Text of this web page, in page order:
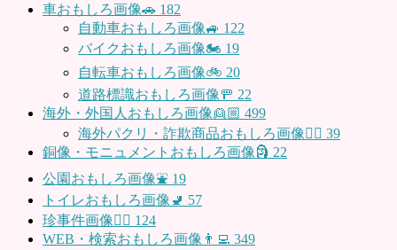
車おもしろ画像🚗 182
自動車おもしろ画像🚙 122
バイクおもしろ画像🏍 19
自転車おもしろ画像🚲 20
道路標識おもしろ画像🚥 22
海外・外国人おもしろ画像👱🏼 499
海外パクリ・詐欺商品おもしろ画像🙅‍♀️ 39
銅像・モニュメントおもしろ画像🗿 22
公園おもしろ画像⛲️ 19
トイレおもしろ画像🚽 57
珍事件画像👮‍♂️ 124
WEB・検索おもしろ画像👨‍💻 349